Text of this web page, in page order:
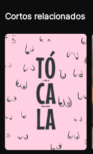
Cortos relacionados